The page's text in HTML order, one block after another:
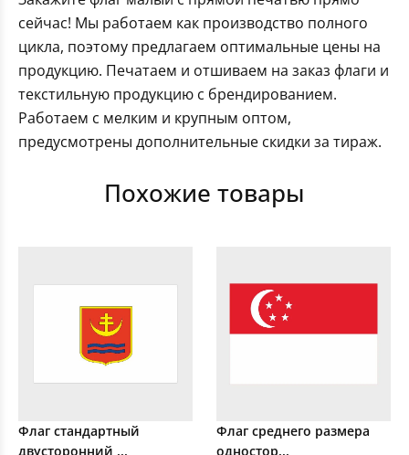
сейчас! Мы работаем как производство полного
цикла, поэтому предлагаем оптимальные цены на
продукцию. Печатаем и отшиваем на заказ флаги и
текстильную продукцию с брендированием.
Работаем с мелким и крупным оптом,
предусмотрены дополнительные скидки за тираж.
Похожие товары
Флаг стандартный
двусторонний ...
Флаг среднего размера
одностор...